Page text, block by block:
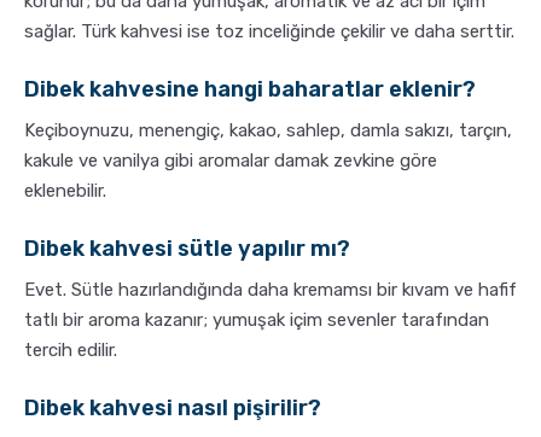
sağlar. Türk kahvesi ise toz inceliğinde çekilir ve daha serttir.
Dibek kahvesine hangi baharatlar eklenir?
Keçiboynuzu, menengiç, kakao, sahlep, damla sakızı, tarçın,
kakule ve vanilya gibi aromalar damak zevkine göre
eklenebilir.
Dibek kahvesi sütle yapılır mı?
Evet. Sütle hazırlandığında daha kremamsı bir kıvam ve hafif
tatlı bir aroma kazanır; yumuşak içim sevenler tarafından
tercih edilir.
Dibek kahvesi nasıl pişirilir?